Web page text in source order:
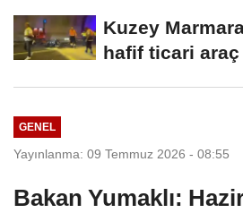
Kuzey
hafif ticari araç
GENEL
Yayınlanma: 09 Temmuz 2026 - 08:55
Bakan Yumaklı: